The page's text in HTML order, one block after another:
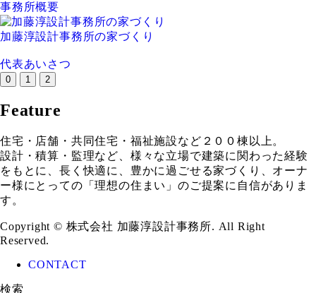
事務所概要
加藤淳設計事務所の家づくり
代表あいさつ
0 1 2
Feature
住宅・店舗・共同住宅・福祉施設など２００棟以上。
設計・積算・監理など、様々な立場で建築に関わった経験
をもとに、長く快適に、豊かに過ごせる家づくり、オーナ
ー様にとっての「理想の住まい」のご提案に自信がありま
す。
Copyright © 株式会社 加藤淳設計事務所. All Right
Reserved.
CONTACT
検索